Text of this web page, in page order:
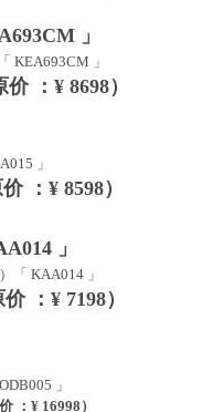
」
：¥ 8698）
：¥ 8598）
」
：¥ 7198）
：¥ 16998）